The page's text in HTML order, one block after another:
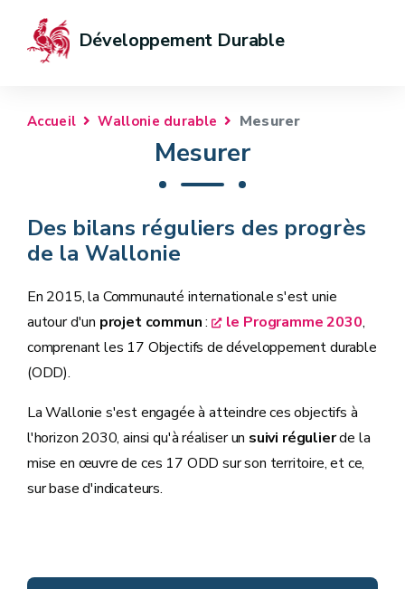
Développement Durable
Accueil Wallonie durable Mesurer
Mesurer
Des bilans réguliers des progrès
de la Wallonie
En 2015, la Communauté internationale s'est unie
autour d'un projet commun: le Programme 2030,
comprenant les 17 Objectifs de développement durable
(ODD).
La Wallonie s'est engagée à atteindre ces objectifs à
l'horizon 2030, ainsi qu'à réaliser un suivi régulierde la
mise en œuvre de ces 17 ODD sur son territoire, et ce,
sur base d'indicateurs.